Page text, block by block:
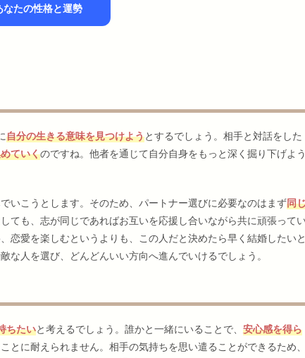
なたの性格と運勢
自分の生きる意味を見つけようとするでしょう。相手と対話をした
ていくのですね。他者を通じて自分自身をもっと深く掘り下げよう
いこうとします。そのため、パートナー選びに必要なのはまず同
ても、志が同じであればお互いを応援し合いながら共に頑張って
恋愛を楽しむというよりも、この人だと決めたら早く結婚したいと
人を選び、どんどんいい方向へ進んでいけるでしょう。
ちたいと考えるでしょう。誰かと一緒にいることで、 安心感を得ら
に耐えられません。相手の気持ちを思い遣ることができるため、